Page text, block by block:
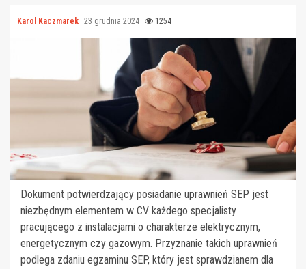
Karol Kaczmarek 23 grudnia 2024 1254
Dokument potwierdzający posiadanie uprawnień SEP jest
niezbędnym elementem w CV każdego specjalisty
pracującego z instalacjami o charakterze elektrycznym,
energetycznym czy gazowym. Przyznanie takich uprawnień
podlega zdaniu egzaminu SEP, który jest sprawdzianem dla